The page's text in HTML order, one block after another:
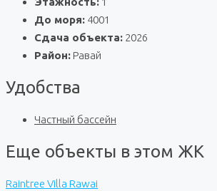
До моря: 4001
Сдача объекта: 2026
Район: Равай
Удобства
Частный бассейн
Еще объекты в этом ЖК
Raintree Villa Rawai